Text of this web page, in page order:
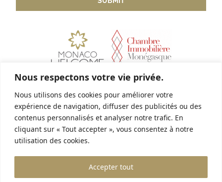
Nous respectons votre vie privée.
Nous utilisons des cookies pour améliorer votre
expérience de navigation, diffuser des publicités ou des
contenus personnalisés et analyser notre trafic. En
cliquant sur « Tout accepter », vous consentez à notre
utilisation des cookies.
Accepter tout
15 boulevard Princesse Charlotte98000 Monaco
+377 93 25 18 18
Link utili
Avviso legale
Unisciti a noi!